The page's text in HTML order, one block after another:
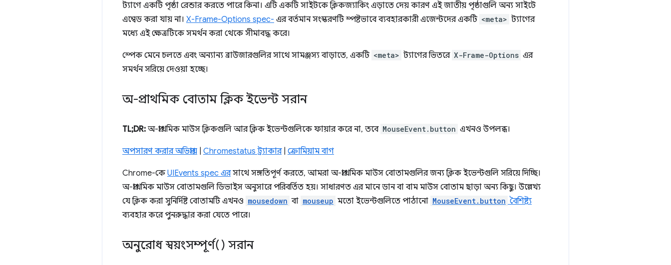
ট্যাগে একটি পৃষ্ঠা রেন্ডার করতে পারে কিনা। এটি একটি সাইটকে ক্লিকজ্যাকিং এড়াতে দেয় কারণ এই জাতীয় পৃষ্ঠাগুলি অন্য সাইটে
এম্বেড করা যায় না। X-Frame-Options spec- এর বর্তমান সংস্করণটি স্পষ্টভাবে ব্যবহারকারী এজেন্টদের একটি <meta> ট্যাগের
মধ্যে এই ক্ষেত্রটিকে সমর্থন করা থেকে সীমাবদ্ধ করে।
স্পেক মেনে চলতে এবং অন্যান্য ব্রাউজারগুলির সাথে সামঞ্জস্য বাড়াতে, একটি <meta> ট্যাগের ভিতরে X-Frame-Options এর
সমর্থন সরিয়ে দেওয়া হচ্ছে।
অ-প্রাথমিক বোতাম ক্লিক ইভেন্ট সরান
TL;DR: অ-প্রাথমিক মাউস ক্লিকগুলি আর ক্লিক ইভেন্টগুলিকে ফায়ার করে না, তবে MouseEvent.button এখনও উপলব্ধ।
অপসারণ করার অভিপ্রায় Chromestatus ট্র্যাকার| ক্রোমিয়াম বাগ
Chrome-কেUIEvents spec এরসাথে সঙ্গতিপূর্ণ করতে, আমরা অ-প্রাথমিক মাউস বোতামগুলির জন্য ক্লিক ইভেন্টগুলি সরিয়ে দিচ্ছি।
অ-প্রাথমিক মাউস বোতামগুলি ডিভাইস অনুসারে পরিবর্তিত হয়। সাধারণত এর মানে ডান বা বাম মাউস বোতাম ছাড়া অন্য কিছু। উল্লেখ্য
যে ক্লিক করা সুনির্দিষ্ট বোতামটি এখনও mousedown বা mouseup মতো ইভেন্টগুলিতে পাঠানো MouseEvent.button বৈশিষ্ট্য
ব্যবহার করে পুনরুদ্ধার করা যেতে পারে।
অনুরোধ স্বয়ংসম্পূর্ণ() সরান